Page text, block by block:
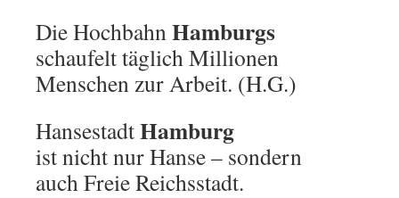
Die HochbahnHamburgs
schaufelt täglich Millionen
Menschen zur Arbeit. (H.G.)
HansestadtHamburg
ist nicht nur Hanse – sondern
auch Freie Reichsstadt.